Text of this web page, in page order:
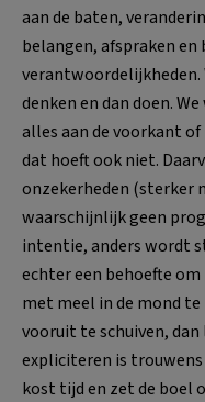
aan de baten,
belangen, afspraken
verantwoordelijkheden.
denken en dan doen.
alles aan de voorkant
dat hoeft ook niet.
onzekerheden (sterker
waarschijnlijk geen
intentie, anders wordt
echter een behoefte
met meel in de mond
vooruit te schuiven,
expliciteren is
kost tijd en zet de boel